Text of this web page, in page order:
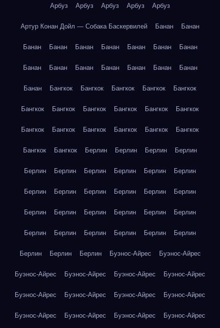
Арбуз Арбуз Арбуз Арбуз Арбуз
Артур Конан Дойл — Собака Баскервилей Банан Банан
Банан Банан Банан Банан Банан Банан Банан
Банан Банан Банан Банан Банан Банан Банан
Банан Бангкок Бангкок Бангкок Бангкок Бангкок
Бангкок Бангкок Бангкок Бангкок Бангкок Бангкок
Бангкок Бангкок Бангкок Бангкок Бангкок Бангкок
Бангкок Бангкок Берлин Берлин Берлин Берлин
Берлин Берлин Берлин Берлин Берлин Берлин
Берлин Берлин Берлин Берлин Берлин Берлин
Берлин Берлин Берлин Берлин Берлин Берлин
Берлин Берлин Берлин Берлин Берлин Берлин
Берлин Берлин Берлин Буэнос-Айрес Буэнос-Айрес
Буэнос-Айрес Буэнос-Айрес Буэнос-Айрес Буэнос-Айрес
Буэнос-Айрес Буэнос-Айрес Буэнос-Айрес Буэнос-Айрес
Буэнос-Айрес Буэнос-Айрес Буэнос-Айрес Буэнос-Айрес